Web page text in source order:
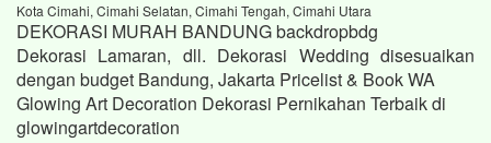
Kota Cimahi, Cimahi Selatan, Cimahi Tengah, Cimahi Utara
DEKORASI MURAH BANDUNG backdropbdg
Dekorasi Lamaran, dll. Dekorasi Wedding disesuaikan
dengan budget Bandung, Jakarta Pricelist & Book WA
Glowing Art Decoration Dekorasi Pernikahan Terbaik di
glowingartdecoration